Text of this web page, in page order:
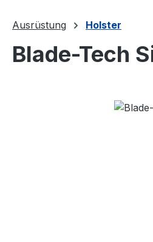
Ausrüstung Holster
Blade-Tech
Bildergalerie überspringen